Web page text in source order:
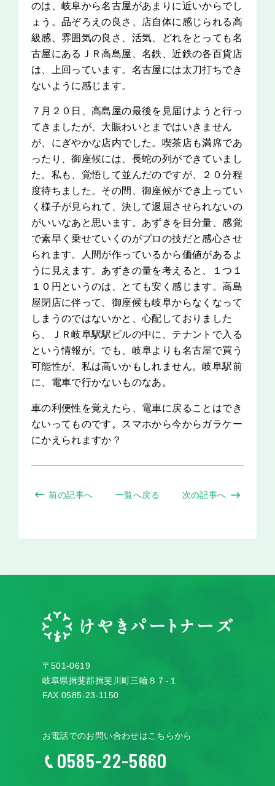
のは、岐阜から名古屋があまりに近いからでし
ょう。品ぞろえの良さ、店自体に感じられる高
級感、雰囲気の良さ、活気、どれをとっても名
古屋にあるＪＲ高島屋、名鉄、近鉄の各百貨店
は、上回っています。名古屋には太刀打ちでき
ないように感じます。
７月２０日、高島屋の最後を見届けようと行っ
てきましたが、大賑わいとまではいきません
が、にぎやかな店内でした。喫茶店も満席であ
ったり、御座候には、長蛇の列ができていまし
た。私も、覚悟して並んだのですが、２０分程
度待ちました。その間、御座候ができ上ってい
く様子が見られて、決して退屈させられないの
がいいなあと思います。あずきを目分量、感覚
で素早く乗せていくのがプロの技だと感心させ
られます。人間が作っているから価値があるよ
うに見えます。あずきの量を考えると、１つ１
１０円というのは、とても安く感じます。高島
屋閉店に伴って、御座候も岐阜からなくなって
しまうのではないかと、心配しておりました
ら、ＪＲ岐阜駅駅ビルの中に、テナントで入る
という情報が。でも、岐阜よりも名古屋で買う
可能性が、私は高いかもしれません。岐阜駅前
に、電車で行かないものなあ。
車の利便性を覚えたら、電車に戻ることはでき
ないってものです。スマホから今からガラケー
にかえられますか？
前の記事へ 一覧へ戻る 次の記事へ
〒501-0619
岐阜県揖斐郡揖斐川町三輪８７-１
FAX 0585-23-1150
お電話でのお問い合わせはこちらから
0585-22-5660